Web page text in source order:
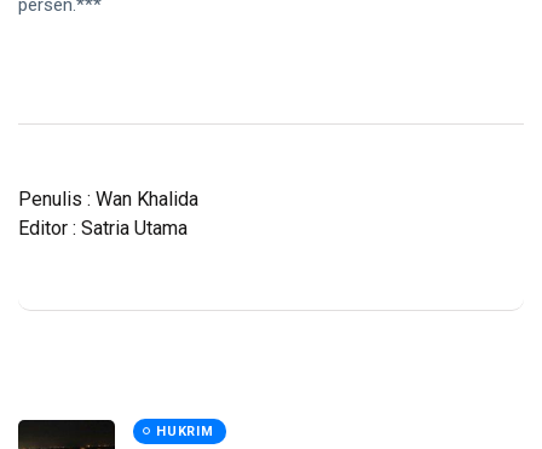
persen.***
Penulis : Wan Khalida
Editor : Satria Utama
HUKRIM